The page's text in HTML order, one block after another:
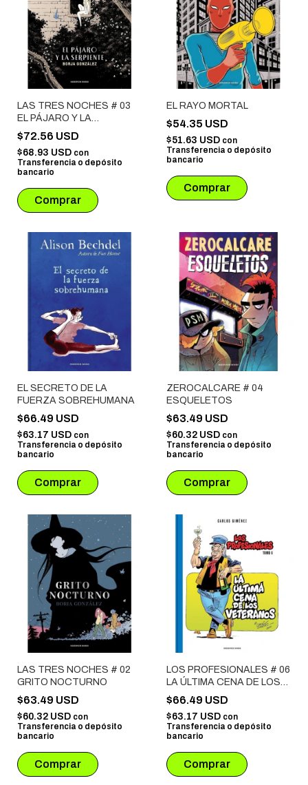
LAS TRES NOCHES # 03
EL PÁJARO Y LA
SERPIENTE
$72.56 USD
$68.93 USD con
Transferencia o depósito
bancario
EL RAYO MORTAL
$54.35 USD
$51.63 USD con
Transferencia o depósito
bancario
EL SECRETO DE LA
FUERZA SOBREHUMANA
$66.49 USD
$63.17 USD con
Transferencia o depósito
bancario
ZEROCALCARE # 04
ESQUELETOS
$63.49 USD
$60.32 USD con
Transferencia o depósito
bancario
LAS TRES NOCHES # 02
GRITO NOCTURNO
$63.49 USD
$60.32 USD con
Transferencia o depósito
bancario
LOS PROFESIONALES # 06
LA ÚLTIMA CENA DE LOS
VETERANOS
$66.49 USD
$63.17 USD con
Transferencia o depósito
bancario